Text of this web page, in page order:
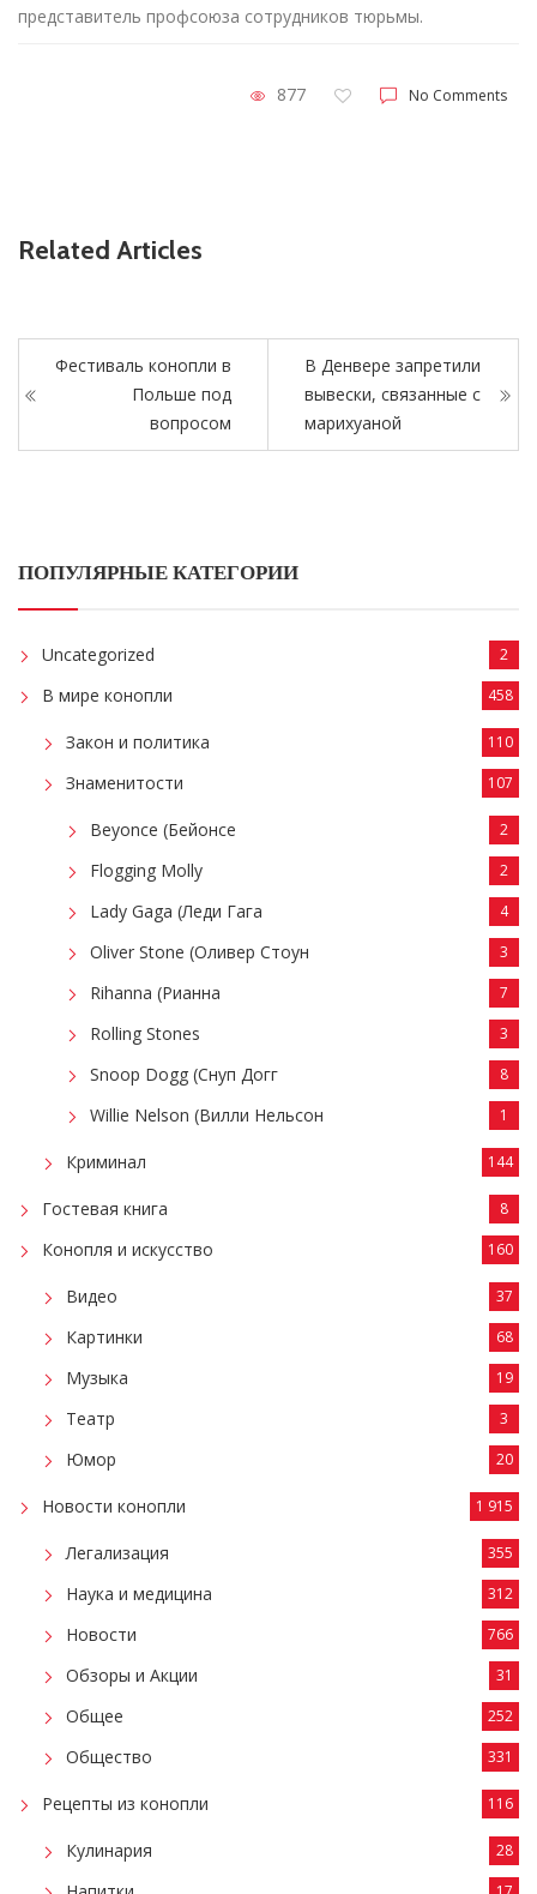
представитель профсоюза сотрудников тюрьмы.
877 No Comments
Related Articles
Фестиваль конопли в
Польше под
вопросом
В Денвере запретили
вывески, связанные с
марихуаной
ПОПУЛЯРНЫЕ КАТЕГОРИИ
Uncategorized 2
В мире конопли 458
Закон и политика 110
Знаменитости 107
Beyonce (Бейонсе 2
Flogging Molly 2
Lady Gaga (Леди Гага 4
Oliver Stone (Оливер Стоун 3
Rihanna (Рианна 7
Rolling Stones 3
Snoop Dogg (Снуп Догг 8
Willie Nelson (Вилли Нельсон 1
Криминал 144
Гостевая книга 8
Конопля и искусство 160
Видео 37
Картинки 68
Музыка 19
Театр 3
Юмор 20
Новости конопли 1 915
Легализация 355
Наука и медицина 312
Новости 766
Обзоры и Акции 31
Общее 252
Общество 331
Рецепты из конопли 116
Кулинария 28